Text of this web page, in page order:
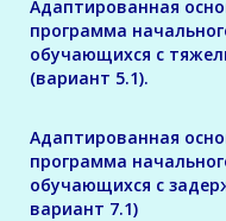
Адаптированная
программа
обучающихся с
(вариант 5.1).
Адаптированная
программа
обучающихся с
вариант 7.1)